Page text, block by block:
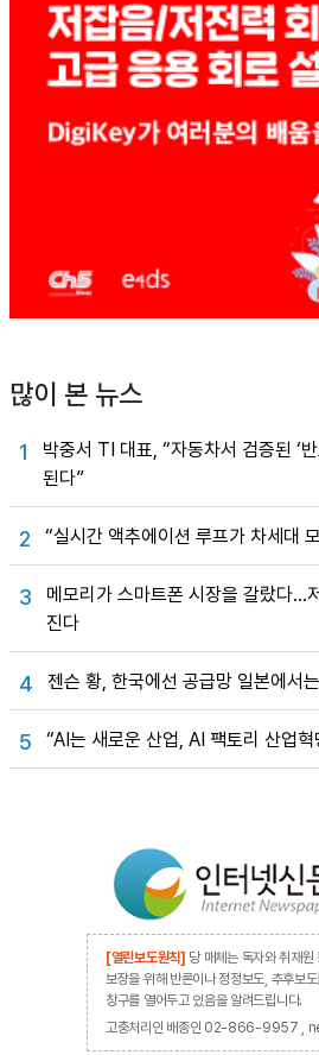
많이 본 뉴스
1
박중서 TI 대표, “자동차서 검증된 ‘
된다”
2 “실시간 액추에이션 루프가 차세대
3
메모리가 스마트폰 시장을 갈랐다…
진다
4 젠슨 황, 한국에선 공급망 일본에서
5 “AI는 새로운 산업, AI 팩토리 산업
[열린보도원칙] 당 매체는 독자와 취재원
보장을 위해 반론이나 정정보도, 추후보
창구를 열어두고 있음을 알려드립니다.
고충처리인 배종인 02-866-9957 ,